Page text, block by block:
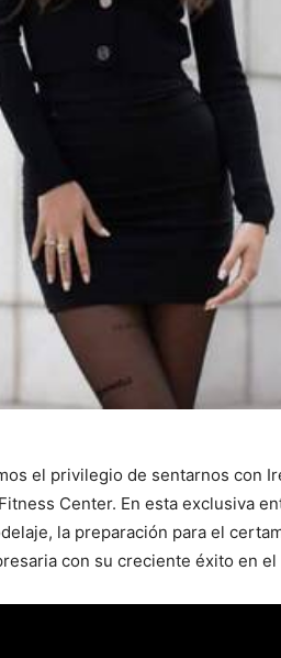
el privilegio de sentarnos con
Center. En esta exclusiva
la preparación para el
con su creciente éxito en el